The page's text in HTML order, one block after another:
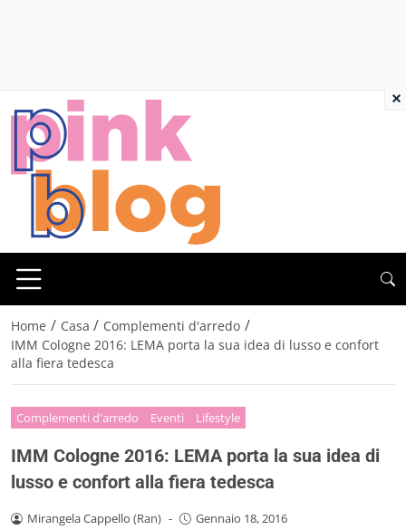
Home / Casa / Complementi d'arredo /
IMM Cologne 2016: LEMA porta la sua idea di lusso e confort
alla fiera tedesca
Complementi d'arredo Eventi Lifestyle
IMM Cologne 2016: LEMA porta la sua idea di
lusso e confort alla fiera tedesca
Mirangela Cappello (Ran) - Gennaio 18, 2016
×